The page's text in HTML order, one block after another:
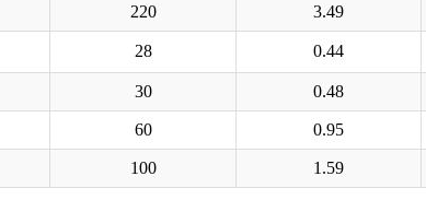
220 3.49
28 0.44
30 0.48
60 0.95
100 1.59